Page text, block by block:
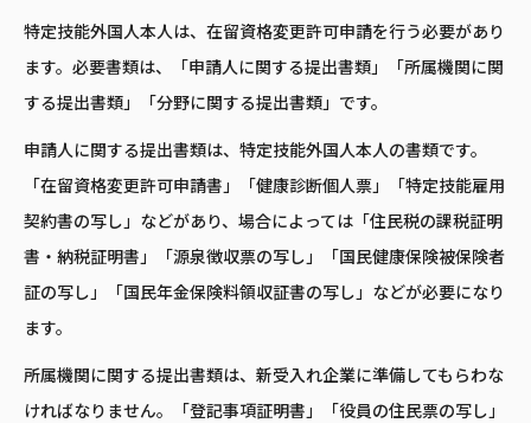
特定技能外国人本人は、在留資格変更許可申請を行う必要があり
ます。必要書類は、「申請人に関する提出書類」「所属機関に関
する提出書類」「分野に関する提出書類」です。
申請人に関する提出書類は、特定技能外国人本人の書類です。
「在留資格変更許可申請書」「健康診断個人票」「特定技能雇用
契約書の写し」などがあり、場合によっては「住民税の課税証明
書・納税証明書」「源泉徴収票の写し」「国民健康保険被保険者
証の写し」「国民年金保険料領収証書の写し」などが必要になり
ます。
所属機関に関する提出書類は、新受入れ企業に準備してもらわな
ければなりません。「登記事項証明書」「役員の住民票の写し」